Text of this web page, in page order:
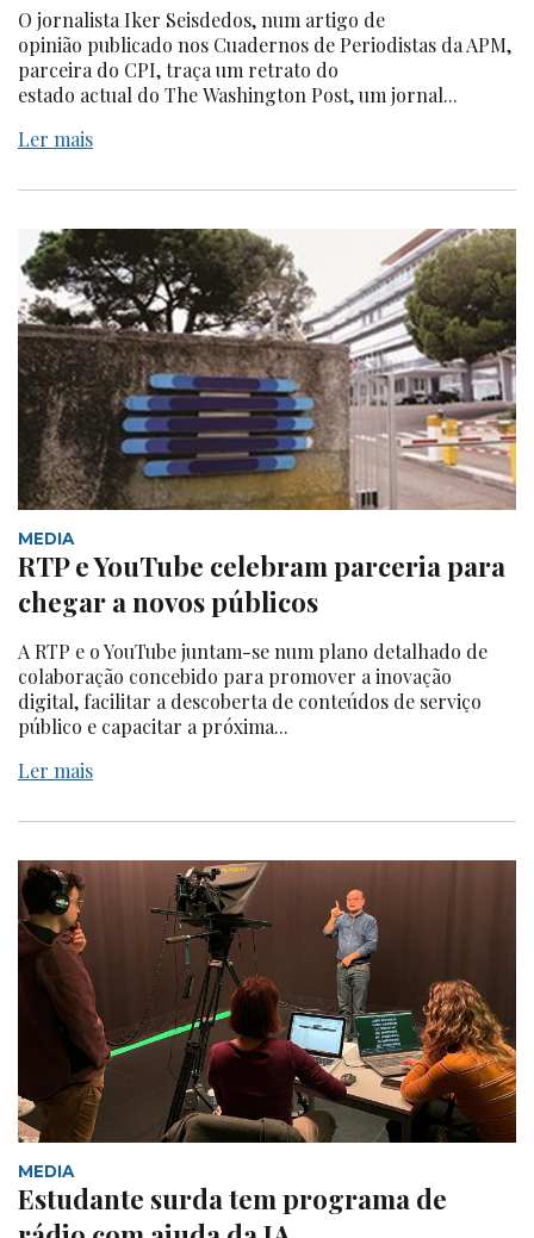
O jornalista Iker Seisdedos, num artigo de
opinião publicado nos Cuadernos de Periodistas da APM,
parceira do CPI, traça um retrato do
estado actual do The Washington Post, um jornal...
Ler mais
MEDIA
RTP e YouTube celebram parceria para
chegar a novos públicos
A RTP e o YouTube juntam-se num plano detalhado de
colaboração concebido para promover a inovação
digital, facilitar a descoberta de conteúdos de serviço
público e capacitar a próxima...
Ler mais
MEDIA
Estudante surda tem programa de